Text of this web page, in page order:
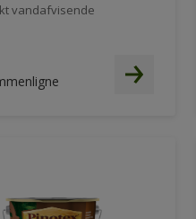
vandafvisende